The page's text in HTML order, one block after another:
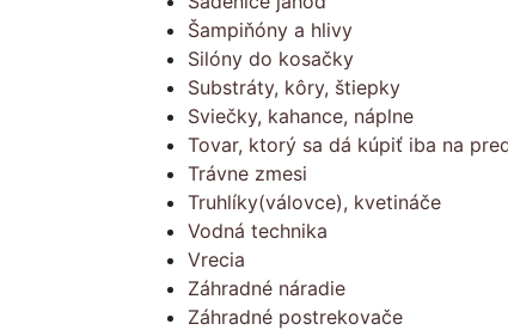
Šampiňóny a hlivy
Silóny do kosačky
Substráty, kôry, štiepky
Sviečky, kahance, náplne
Tovar, ktorý sa dá kúpiť iba na
Trávne zmesi
Truhlíky(válovce), kvetináče
Vodná technika
Vrecia
Záhradné náradie
Záhradné postrekovače